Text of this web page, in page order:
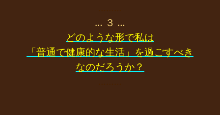
… ３ …
どのような形で私は
「普通で健康的な生活」を過ごすべき
なのだろうか？